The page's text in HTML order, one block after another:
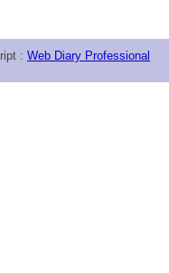
: Web Diary Professional